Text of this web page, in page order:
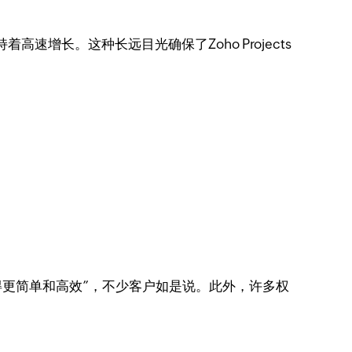
高速增长。这种长远目光确保了Zoho Projects
简单和高效”，不少客户如是说。此外，许多权